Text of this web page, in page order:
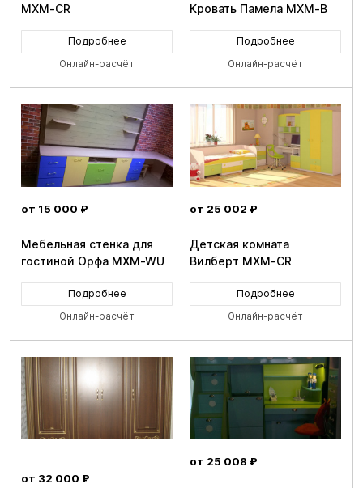
MXM-CR
Подробнее
Онлайн-расчёт
Кровать Памела MXM-B
Подробнее
Онлайн-расчёт
от 15 000 ₽
Мебельная стенка для
гостиной Орфа MXM-WU
Подробнее
Онлайн-расчёт
от 25 002 ₽
Детская комната
Вилберт MXM-CR
Подробнее
Онлайн-расчёт
от 32 000 ₽
от 25 008 ₽